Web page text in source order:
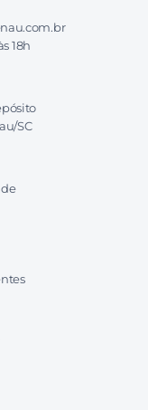
18h
SC